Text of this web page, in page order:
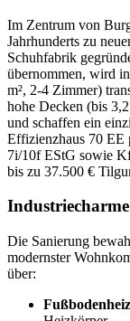
Im Zentrum von
Jahrhunderts zu
Schuhfabrik
übernommen, wird
m², 2-4 Zimmer)
hohe Decken (bis
und schaffen ein
Effizienzhaus 70
7i/10f EStG sowie
bis zu 37.500 €
Die Sanierung
modernster
über: